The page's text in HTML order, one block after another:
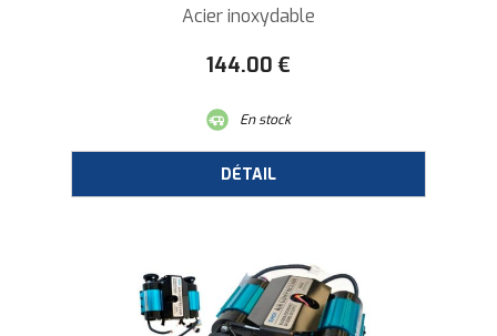
Acier inoxydable
144.00 €
En stock